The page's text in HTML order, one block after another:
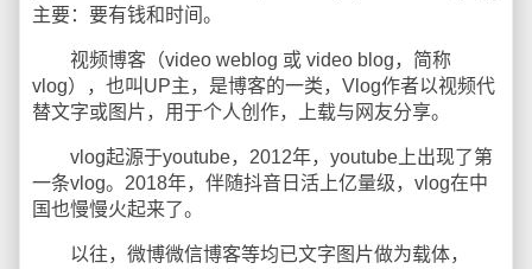
主要：要有钱和时间。
视频博客（video weblog 或 video blog，简称
vlog），也叫UP主，是博客的一类，Vlog作者以视频代
替文字或图片，用于个人创作，上载与网友分享。
vlog起源于youtube，2012年，youtube上出现了第
一条vlog。2018年，伴随抖音日活上亿量级，vlog在中
国也慢慢火起来了。
以往，微博微信博客等均已文字图片做为载体，